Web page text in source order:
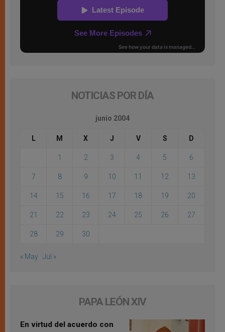
NOTICIAS POR DÍA
junio 2004
L M X J V S D
1 2 3 4 5 6
7 8 9 10 11 12 13
14 15 16 17 18 19 20
21 22 23 24 25 26 27
28 29 30
« May Jul »
PAPA LEÓN XIV
En virtud del acuerdo con